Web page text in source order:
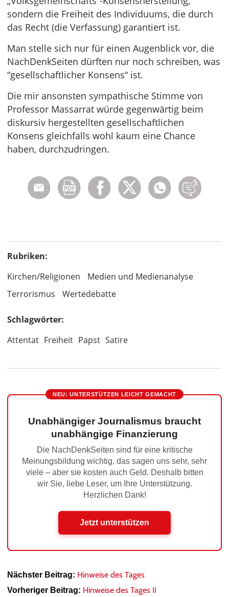
sondern die Freiheit des Individuums, die durch
das Recht (die Verfassung) garantiert ist.
Man stelle sich nur für einen Augenblick vor, die
NachDenkSeiten dürften nur noch schreiben, was
“gesellschaftlicher Konsens“ ist.
Die mir ansonsten sympathische Stimme von
Professor Massarrat würde gegenwärtig beim
diskursiv hergestellten gesellschaftlichen
Konsens gleichfalls wohl kaum eine Chance
haben, durchzudringen.
Rubriken:
Kirchen/Religionen
Medien und Medienanalyse
Terrorismus
Wertedebatte
Schlagwörter:
Attentat Freiheit Papst Satire
NEU: UNTERSTÜTZEN LEICHT GEMACHT
Unabhängiger Journalismus braucht
unabhängige Finanzierung
Die NachDenkSeiten sind für eine kritische
Meinungsbildung wichtig, das sagen uns sehr, sehr
viele – aber sie kosten auch Geld. Deshalb bitten
wir Sie, liebe Leser, um Ihre Unterstützung.
Herzlichen Dank!
Jetzt unterstützen
Nächster Beitrag: Hinweise des Tages
Vorheriger Beitrag: Hinweise des Tages II